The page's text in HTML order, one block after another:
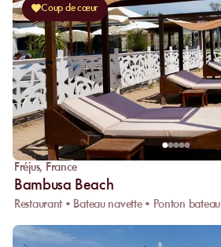
Coup de cœur
Fréjus, France
Bambusa Beach
Restaurant • Bateau navette • Ponton bateau